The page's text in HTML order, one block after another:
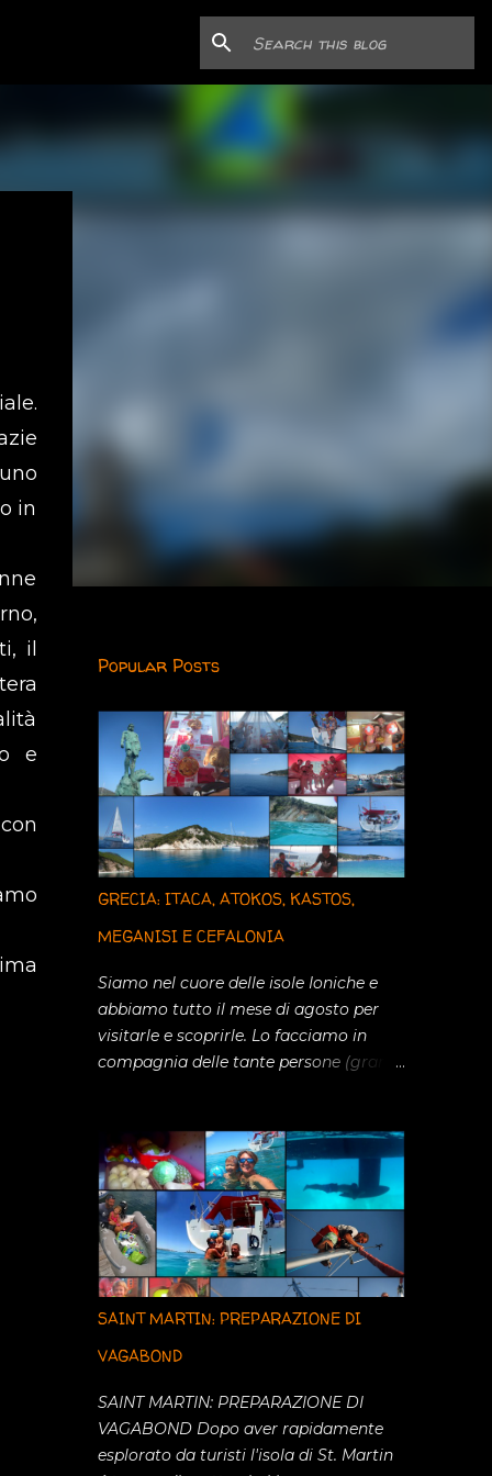
in
il
e
Popular Posts
GRECIA: ITACA, ATOKOS, KASTOS,
MEGANISI E CEFALONIA
Siamo nel cuore delle isole Ioniche e
abbiamo tutto il mese di agosto per
visitarle e scoprirle. Lo facciamo in
compagnia delle tante persone (grandi
Camilla, Carlotta, Davide, Anna, Laura,
Francesco, Paola, Mario e Greta. Con
tutti loro abbiamo passato momenti
indimenticabili. La prima tappa é stata
ovviamente la meravigliosa ITACA,
universalmente nota per essere stata
patria dell'eroe leggendario Ulisse le
cui gesta sono descritte nell' Odissea.
Isola stretta e lunga offre nella costa
splendidi con acqua cristallina e
piccole spiaggette scavate nella roccia.
Facciamo soste brevi nelle calette a
SAINT MARTIN: PREPARAZIONE DI
VAGABOND
SAINT MARTIN: PREPARAZIONE DI
VAGABOND Dopo aver rapidamente
esplorato da turisti l'isola di St. Martin